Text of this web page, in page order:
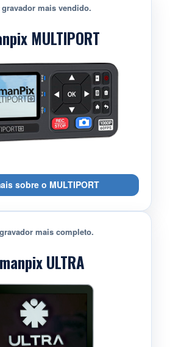
gravador mais vendido.
MULTIPORT
sobre o MULTIPORT
mais completo.
ULTRA